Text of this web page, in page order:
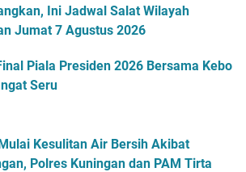
Ini Jadwal Salat Wilayah
Jumat 7 Agustus 2026
Piala Presiden 2026 Bersama Kebo
Seru
Kesulitan Air Bersih Akibat
Polres Kuningan dan PAM Tirta